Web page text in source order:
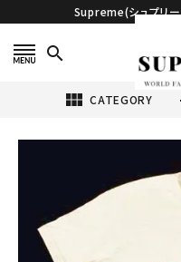
Supreme(シュプリ
search
view_module CATEGORY